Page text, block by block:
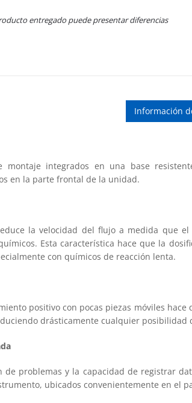
entregado puede presentar diferencias
Información
montaje integrados en una base
en la parte frontal de la unidad.
la velocidad del flujo a medida que
Esta característica hace que la
con químicos de reacción lenta.
positivo con pocas piezas móviles
drásticamente cualquier posibilidad
de problemas y la capacidad de registrar
ubicados convenientemente en el